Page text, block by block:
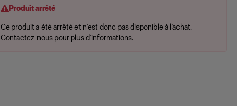
Produit arrêté
Ce produit a été arrêté et n’est donc pas disponible à l’achat.
Contactez-nous pour plus d’informations.